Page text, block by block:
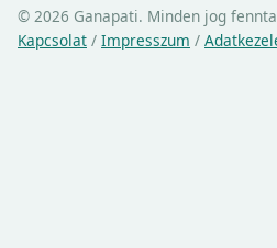
© 2026 Ganapati. Minden jog
Kapcsolat / Impresszum /